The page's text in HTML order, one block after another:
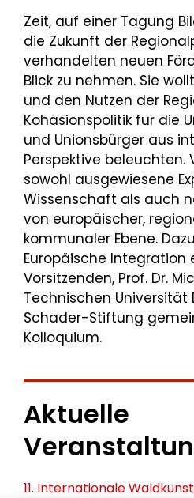
Zeit, auf einer Tagung
die Zukunft der
verhandelten neuen
Blick zu nehmen. Sie
und den Nutzen der
Kohäsionspolitik für die
und Unionsbürger aus
Perspektive beleuchten.
sowohl ausgewiesene
Wissenschaft als auch
von europäischer,
kommunaler Ebene.
Europäische Integration
Vorsitzenden, Prof. Dr.
Technischen
Schader-Stiftung
Kolloquium.
Aktuelle
11. Internationale